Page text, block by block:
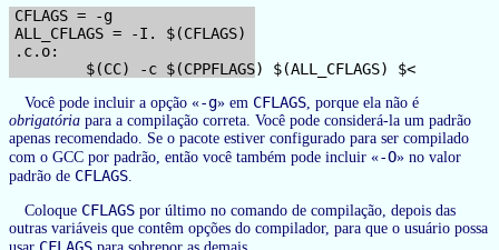
CFLAGS = -g
ALL_CFLAGS = -I. $(CFLAGS)
.c.o:
Você pode incluir a opção «-g» em CFLAGS, porque ela não é
obrigatória para a compilação correta. Você pode considerá-la um padrão
apenas recomendado. Se o pacote estiver configurado para ser compilado
com o GCC por padrão, então você também pode incluir «-O» no valor
padrão de CFLAGS.
Coloque CFLAGS por último no comando de compilação, depois das
outras variáveis que contêm opções do compilador, para que o usuário possa